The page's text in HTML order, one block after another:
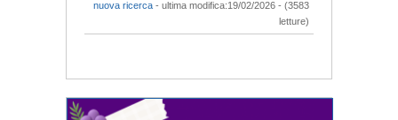
nuova ricerca - ultima modifica:19/02/2026 - (3583
letture)